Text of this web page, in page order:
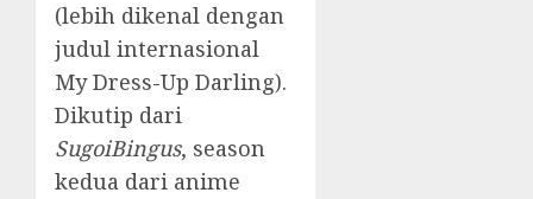
(lebih dikenal dengan
judul internasional
My Dress-Up Darling).
Dikutip dari
SugoiBingus, season
kedua dari anime